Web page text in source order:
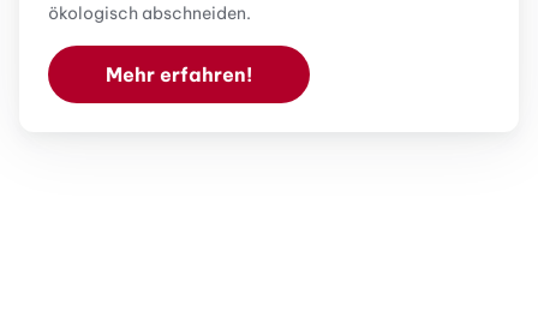
ökologisch abschneiden.
Mehr erfahren!